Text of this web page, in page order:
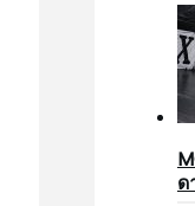
ด